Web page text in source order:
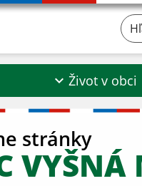
Život v obci
stránky
VYŠNÁ